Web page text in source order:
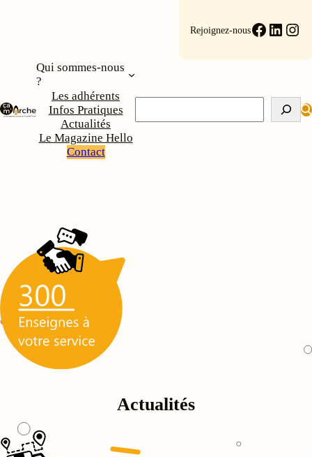
Rejoignez-nous
Qui sommes-nous
?
Les adhérents
Infos Pratiques
Actualités
Le Magazine Hello
Contact
Actualités